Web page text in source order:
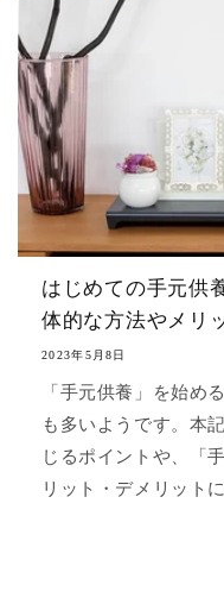
はじめての手元供
体的な方法やメリ
2023年5月8日
「手元供養」を始め
も多いようです。本
じるポイントや、「
リット・デメリット